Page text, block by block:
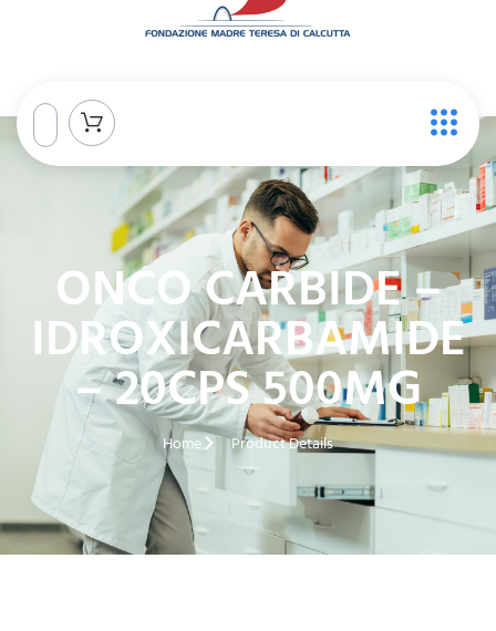
ONCO CARBIDE –
IDROXICARBAMIDE
– 20CPS 500MG
Home Product Details